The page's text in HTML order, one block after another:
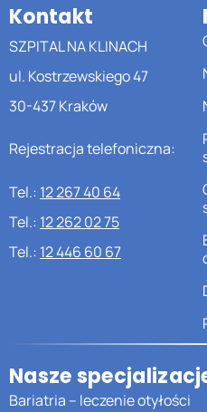
Kontakt
SZPITAL NA KLINACH
ul. Kostrzewskiego 47
30-437 Kraków
Rejestracja telefoniczna:
Tel.: 12 267 40 64
Tel.: 12 262 02 75
Tel.: 12 446 60 67
Nasze
Bariatria – leczenie otyłości